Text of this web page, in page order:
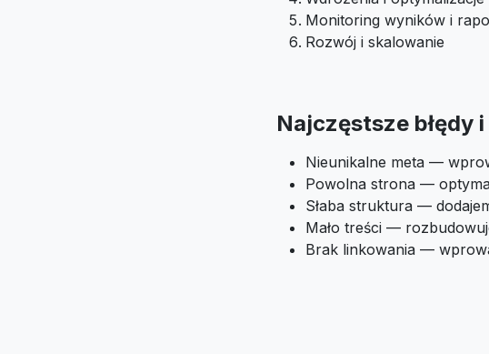
Monitoring wyników i
Rozwój i skalowanie
Najczęstsze błędy
Nieunikalne meta —
Powolna strona —
Słaba struktura —
Mało treści —
Brak linkowania —